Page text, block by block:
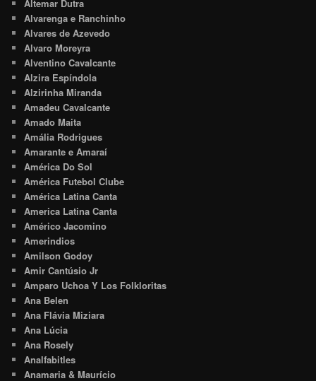
Altemar Dutra
Alvarenga e Ranchinho
Alvares de Azevedo
Alvaro Moreyra
Alventino Cavalcante
Alzira Espíndola
Alzirinha Miranda
Amadeu Cavalcante
Amado Maita
Amália Rodrigues
Amarante e Amaraí
América Do Sol
América Futebol Clube
América Latina Canta
America Latina Canta
Américo Jacomino
Amerindios
Amilson Godoy
Amir Cantúsio Jr
Amparo Uchoa Y Los Folkloritas
Ana Belen
Ana Flávia Miziara
Ana Lúcia
Ana Rosely
Analfabitles
Anamaria & Maurício